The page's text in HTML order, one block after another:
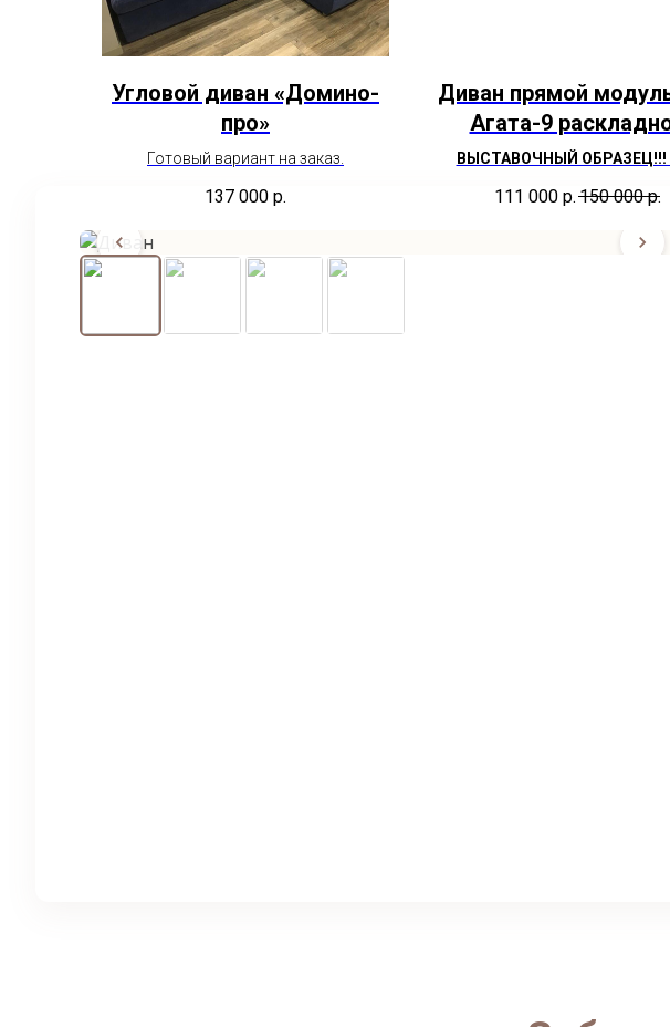
Угловой диван «Домино-
про»
Готовый вариант на заказ.
137 000 р.
Диван прямой
Агата-9
ВЫСТАВОЧНЫЙ ОБРАЗЕЦ!!!
111 000 р.150 000 р.